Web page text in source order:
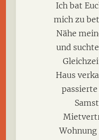
Ich bat
mich zu
Nähe
und
Haus